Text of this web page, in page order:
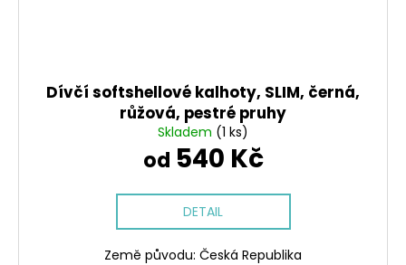
Dívčí softshellové kalhoty, SLIM, černá,
růžová, pestré pruhy
Skladem (1 ks)
od 540 Kč
DETAIL
Země původu: Česká Republika